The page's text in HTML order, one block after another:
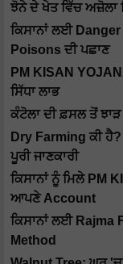
ਝੋਨੇ ਦੇ ਖੇਤ ਵਿੱਚ ਅਜ਼ੋਲਾ
ਕਿਸਾਨਾਂ ਲਈ
Poisons ਦੀ ਪਛਾਣ
PM KISAN
ਸਿੱਧਾ ਲਾਭ
ਕੰਟੋਲਾ ਦੀ ਫ਼ਸਲ ਤੋਂ
Dry Farming ਕੀ
ਪੂਰੀ ਜਾਣਕਾਰੀ
ਕਿਸਾਨਾਂ ਨੂੰ ਮਿਲੇ PM
ਆਪਣੇ Account
ਕਿਸਾਨਾਂ ਲਈ Rajma
Method